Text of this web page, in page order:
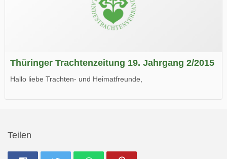
Thüringer Trachtenzeitung 19. Jahrgang 2/2015
Hallo liebe Trachten- und Heimatfreunde,
Teilen